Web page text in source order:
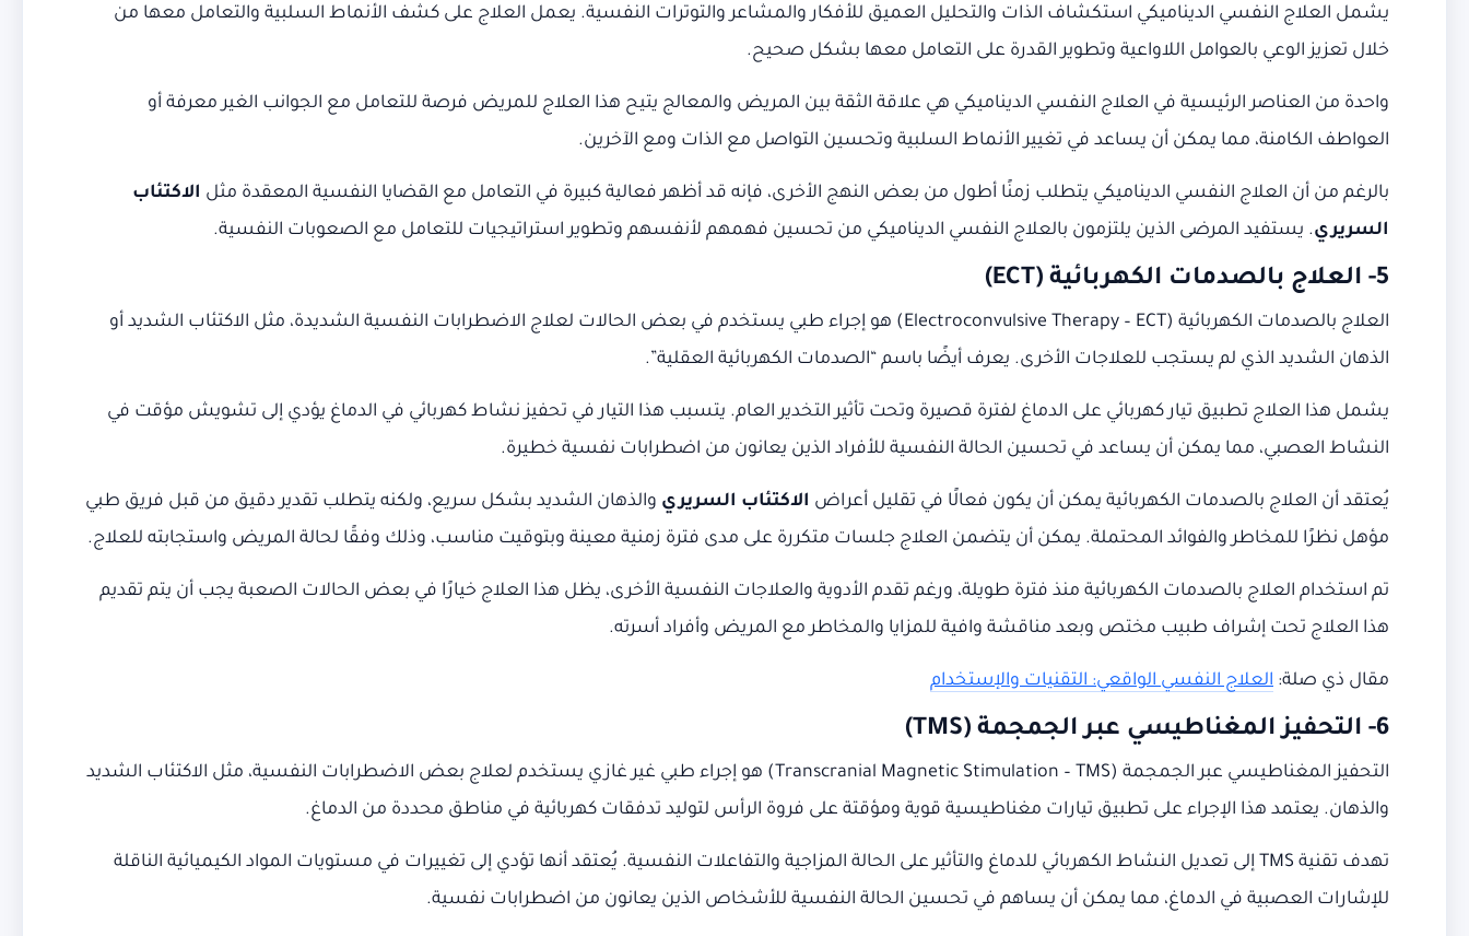
يشمل العلاج النفسي الديناميكي استكشاف الذات والتحليل العميق للأفكار والمشاعر والتوترات النفسية. يعمل العلاج على كشف الأنماط السلبية والتعامل معها من
خلال تعزيز الوعي بالعوامل اللاواعية وتطوير القدرة على التعامل معها بشكل صحيح.
واحدة من العناصر الرئيسية في العلاج النفسي الديناميكي هي علاقة الثقة بين المريض والمعالج يتيح هذا العلاج للمريض فرصة للتعامل مع الجوانب الغير معرفة أو
العواطف الكامنة، مما يمكن أن يساعد في تغيير الأنماط السلبية وتحسين التواصل مع الذات ومع الآخرين.
بالرغم من أن العلاج النفسي الديناميكي يتطلب زمنًا أطول من بعض النهج الأخرى، فإنه قد أظهر فعالية كبيرة في التعامل مع القضايا النفسية المعقدة مثل الاكتئاب
السريري. يستفيد المرضى الذين يلتزمون بالعلاج النفسي الديناميكي من تحسين فهمهم لأنفسهم وتطوير استراتيجيات للتعامل مع الصعوبات النفسية.
5- العلاج بالصدمات الكهربائية (ECT)
العلاج بالصدمات الكهربائية (Electroconvulsive Therapy – ECT) هو إجراء طبي يستخدم في بعض الحالات لعلاج الاضطرابات النفسية الشديدة، مثل الاكتئاب الشديد أو
الذهان الشديد الذي لم يستجب للعلاجات الأخرى. يعرف أيضًا باسم “الصدمات الكهربائية العقلية”.
يشمل هذا العلاج تطبيق تيار كهربائي على الدماغ لفترة قصيرة وتحت تأثير التخدير العام. يتسبب هذا التيار في تحفيز نشاط كهربائي في الدماغ يؤدي إلى تشويش مؤقت في
النشاط العصبي، مما يمكن أن يساعد في تحسين الحالة النفسية للأفراد الذين يعانون من اضطرابات نفسية خطيرة.
يُعتقد أن العلاج بالصدمات الكهربائية يمكن أن يكون فعالًا في تقليل أعراض الاكتئاب السريري والذهان الشديد بشكل سريع، ولكنه يتطلب تقدير دقيق من قبل فريق طبي
مؤهل نظرًا للمخاطر والفوائد المحتملة. يمكن أن يتضمن العلاج جلسات متكررة على مدى فترة زمنية معينة وبتوقيت مناسب، وذلك وفقًا لحالة المريض واستجابته للعلاج.
تم استخدام العلاج بالصدمات الكهربائية منذ فترة طويلة، ورغم تقدم الأدوية والعلاجات النفسية الأخرى، يظل هذا العلاج خيارًا في بعض الحالات الصعبة يجب أن يتم تقديم
هذا العلاج تحت إشراف طبيب مختص وبعد مناقشة وافية للمزايا والمخاطر مع المريض وأفراد أسرته.
مقال ذي صلة: العلاج النفسي الواقعي: التقنيات والإستخدام
6- التحفيز المغناطيسي عبر الجمجمة (TMS)
التحفيز المغناطيسي عبر الجمجمة (Transcranial Magnetic Stimulation – TMS) هو إجراء طبي غير غازي يستخدم لعلاج بعض الاضطرابات النفسية، مثل الاكتئاب الشديد
والذهان. يعتمد هذا الإجراء على تطبيق تيارات مغناطيسية قوية ومؤقتة على فروة الرأس لتوليد تدفقات كهربائية في مناطق محددة من الدماغ.
تهدف تقنية TMS إلى تعديل النشاط الكهربائي للدماغ والتأثير على الحالة المزاجية والتفاعلات النفسية. يُعتقد أنها تؤدي إلى تغييرات في مستويات المواد الكيميائية الناقلة
للإشارات العصبية في الدماغ، مما يمكن أن يساهم في تحسين الحالة النفسية للأشخاص الذين يعانون من اضطرابات نفسية.